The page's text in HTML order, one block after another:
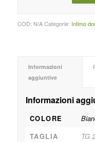
COD: N/A Categorie: Intimo
Informazioni
aggiuntive
Informazioni
COLORE
TAGLIA
TG